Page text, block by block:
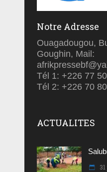
Notre Adresse
Ouagadougou,
Goughin, Mail:
Tél 1: +226 77
Tél 2: +226 70
ACTUALITES